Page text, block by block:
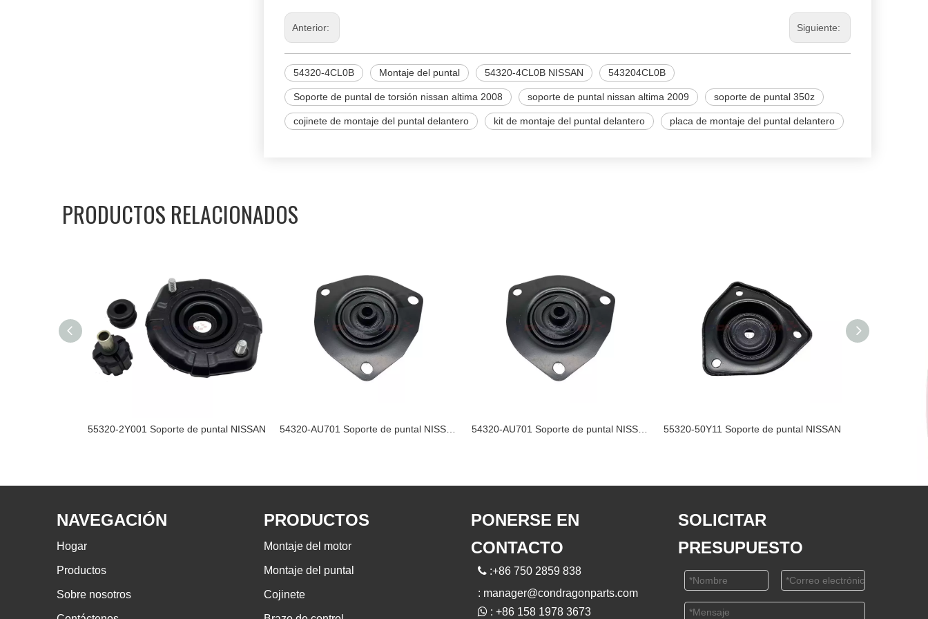
Anterior: Siguiente:
54320-4CL0B Montaje del puntal 54320-4CL0B NISSAN 543204CL0B
Soporte de puntal de torsión nissan altima 2008 soporte de puntal nissan altima 2009 soporte de puntal 350z
cojinete de montaje del puntal delantero kit de montaje del puntal delantero placa de montaje del puntal delantero
PRODUCTOS RELACIONADOS
55320-2Y001 Soporte de puntal NISSAN 55320-50Y11 Soporte de puntal NISSAN
NAVEGACIÓN
Hogar
Productos
Sobre nosotros
PRODUCTOS
Montaje del motor
Montaje del puntal
Cojinete
PONERSE EN
CONTACTO
 :+86 750 2859 838
: manager@condragonparts.com
 : +86 158 1978 3673
SOLICITAR
PRESUPUESTO